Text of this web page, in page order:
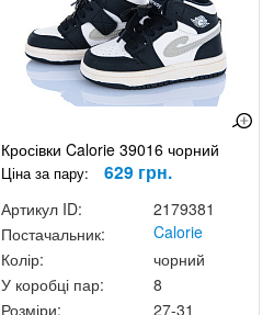
Кросівки Calorie 39016 чорний
Ціна за пару: 629 грн.
Артикул ID:
2179381
Постачальник:
Calorie
Колір:
чорний
У коробці пар:
8
Розміри:
27-31